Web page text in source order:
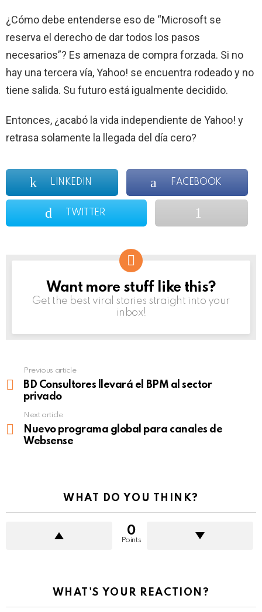
¿Cómo debe entenderse eso de “Microsoft se
reserva el derecho de dar todos los pasos
necesarios”? Es amenaza de compra forzada. Si no
hay una tercera vía, Yahoo! se encuentra rodeado y no
tiene salida. Su futuro está igualmente decidido.
Entonces, ¿acabó la vida independiente de Yahoo! y
retrasa solamente la llegada del día cero?
LINKEDIN FACEBOOK
TWITTER
NEWSLETTER
Want more stuff like this?
Get the best viral stories straight into your
inbox!
more
Previous article
BD Consultores llevará el BPM al sector
privado
Next article
Nuevo programa global para canales de
Websense
WHAT DO YOU THINK?
0
Points
WHAT'S YOUR REACTION?